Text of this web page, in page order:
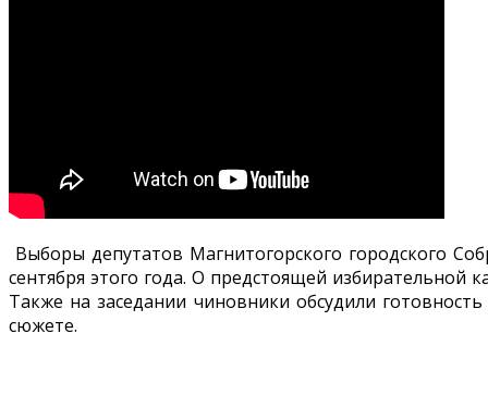
Выборы депутатов Магнитогорского городского
сентября этого года. О предстоящей
Также на заседании чиновники обсудили
сюжете.